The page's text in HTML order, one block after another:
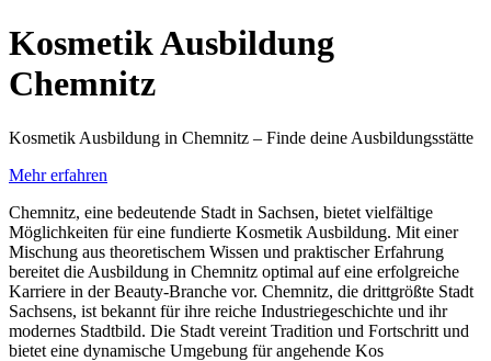
Kosmetik Ausbildung
Chemnitz
Kosmetik Ausbildung in Chemnitz – Finde deine Ausbildungsstätte
Mehr erfahren
Chemnitz, eine bedeutende Stadt in Sachsen, bietet vielfältige
Möglichkeiten für eine fundierte Kosmetik Ausbildung. Mit einer
Mischung aus theoretischem Wissen und praktischer Erfahrung
bereitet die Ausbildung in Chemnitz optimal auf eine erfolgreiche
Karriere in der Beauty-Branche vor. Chemnitz, die drittgrößte Stadt
Sachsens, ist bekannt für ihre reiche Industriegeschichte und ihr
modernes Stadtbild. Die Stadt vereint Tradition und Fortschritt und
bietet eine dynamische Umgebung für angehende Kos